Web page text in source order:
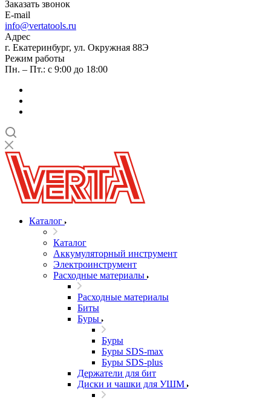
Заказать звонок
E-mail
info@vertatools.ru
Адрес
г. Екатеринбург, ул. Окружная 88Э
Режим работы
Пн. – Пт.: с 9:00 до 18:00
Каталог
Каталог
Аккумуляторный инструмент
Электроинструмент
Расходные материалы
Расходные материалы
Биты
Буры
Буры
Буры SDS-max
Буры SDS-plus
Держатели для бит
Диски и чашки для УШМ